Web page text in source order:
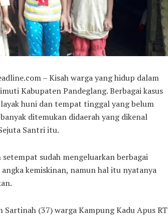
– Kisah warga yang hidup dalam
Kabupaten Pandeglang. Berbagai kasus
huni dan tempat tinggal yang belum
ditemukan didaerah yang dikenal
Santri itu.
sudah mengeluarkan berbagai
kemiskinan, namun hal itu nyatanya
(37) warga Kampung Kadu Apus RT